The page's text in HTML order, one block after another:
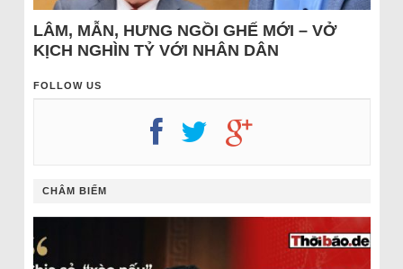
LÂM, MẪN, HƯNG NGỒI GHẾ MỚI – VỞ
KỊCH NGHÌN TỶ VỚI NHÂN DÂN
FOLLOW US
CHÂM BIẾM